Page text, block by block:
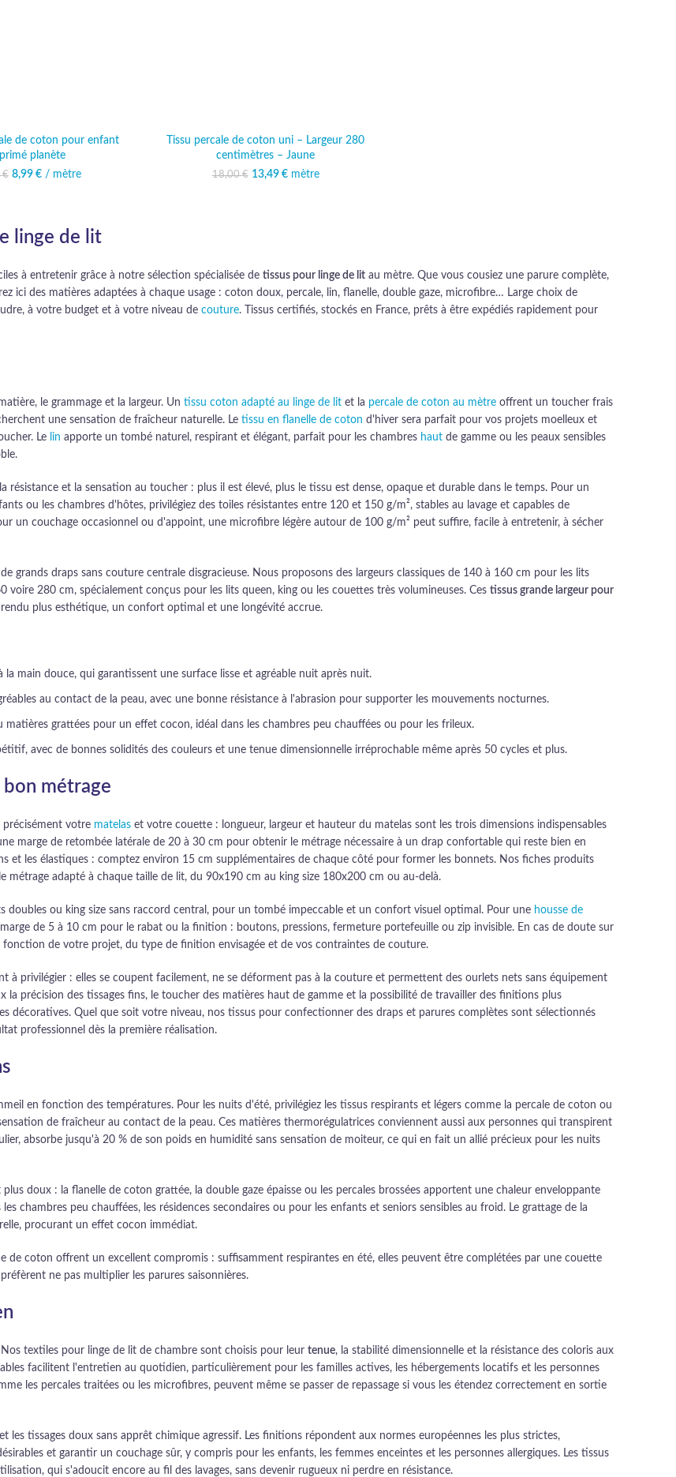
de coton pour enfant
planète
€
Le prix initial était :
8,99 € Le prix actuel est :
/ mètre
Tissu percale de coton uni – Largeur 280
centimètres – Jaune
18,00€
Le prix initial était :
13,49 € Le prix actuel est :
mètre
linge de lit
à entretenir grâce à notre sélection spécialisée de tissus pour linge de lit au mètre. Que vous cousiez une parure complète,
ici des matières adaptées à chaque usage : coton doux, percale, lin, flanelle, double gaze, microfibre… Large choix de
à votre budget et à votre niveau de couture. Tissus certifiés, stockés en France, prêts à être expédiés rapidement pour
le grammage et la largeur. Un tissu coton adapté au linge de lit et la percale de coton au mètre offrent un toucher frais
une sensation de fraîcheur naturelle. Le tissu en flanelle de coton d'hiver sera parfait pour vos projets moelleux et
Le lin apporte un tombé naturel, respirant et élégant, parfait pour les chambres haut de gamme ou les peaux sensibles
et la sensation au toucher : plus il est élevé, plus le tissu est dense, opaque et durable dans le temps. Pour un
ou les chambres d'hôtes, privilégiez des toiles résistantes entre 120 et 150 g/m², stables au lavage et capables de
un couchage occasionnel ou d'appoint, une microfibre légère autour de 100 g/m² peut suffire, facile à entretenir, à sécher
grands draps sans couture centrale disgracieuse. Nous proposons des largeurs classiques de 140 à 160 cm pour les lits
voire 280 cm, spécialement conçus pour les lits queen, king ou les couettes très volumineuses. Ces tissus grande largeur pour
plus esthétique, un confort optimal et une longévité accrue.
main douce, qui garantissent une surface lisse et agréable nuit après nuit.
au contact de la peau, avec une bonne résistance à l'abrasion pour supporter les mouvements nocturnes.
matières grattées pour un effet cocon, idéal dans les chambres peu chauffées ou pour les frileux.
avec de bonnes solidités des couleurs et une tenue dimensionnelle irréprochable même après 50 cycles et plus.
métrage
précisément votre matelas et votre couette : longueur, largeur et hauteur du matelas sont les trois dimensions indispensables
marge de retombée latérale de 20 à 30 cm pour obtenir le métrage nécessaire à un drap confortable qui reste bien en
et les élastiques : comptez environ 15 cm supplémentaires de chaque côté pour former les bonnets. Nos fiches produits
métrage adapté à chaque taille de lit, du 90x190 cm au king size 180x200 cm ou au-delà.
doubles ou king size sans raccord central, pour un tombé impeccable et un confort visuel optimal. Pour une housse de
de 5 à 10 cm pour le rabat ou la finition : boutons, pressions, fermeture portefeuille ou zip invisible. En cas de doute sur
de votre projet, du type de finition envisagée et de vos contraintes de couture.
à privilégier : elles se coupent facilement, ne se déforment pas à la couture et permettent des ourlets nets sans équipement
précision des tissages fins, le toucher des matières haut de gamme et la possibilité de travailler des finitions plus
décoratives. Quel que soit votre niveau, nos tissus pour confectionner des draps et parures complètes sont sélectionnés
professionnel dès la première réalisation.
en fonction des températures. Pour les nuits d'été, privilégiez les tissus respirants et légers comme la percale de coton ou
de fraîcheur au contact de la peau. Ces matières thermorégulatrices conviennent aussi aux personnes qui transpirent
absorbe jusqu'à 20 % de son poids en humidité sans sensation de moiteur, ce qui en fait un allié précieux pour les nuits
doux : la flanelle de coton grattée, la double gaze épaisse ou les percales brossées apportent une chaleur enveloppante
chambres peu chauffées, les résidences secondaires ou pour les enfants et seniors sensibles au froid. Le grattage de la
procurant un effet cocon immédiat.
de coton offrent un excellent compromis : suffisamment respirantes en été, elles peuvent être complétées par une couette
ne pas multiplier les parures saisonnières.
textiles pour linge de lit de chambre sont choisis pour leur tenue, la stabilité dimensionnelle et la résistance des coloris aux
facilitent l'entretien au quotidien, particulièrement pour les familles actives, les hébergements locatifs et les personnes
les percales traitées ou les microfibres, peuvent même se passer de repassage si vous les étendez correctement en sortie
les tissages doux sans apprêt chimique agressif. Les finitions répondent aux normes européennes les plus strictes,
et garantir un couchage sûr, y compris pour les enfants, les femmes enceintes et les personnes allergiques. Les tissus
qui s'adoucit encore au fil des lavages, sans devenir rugueux ni perdre en résistance.